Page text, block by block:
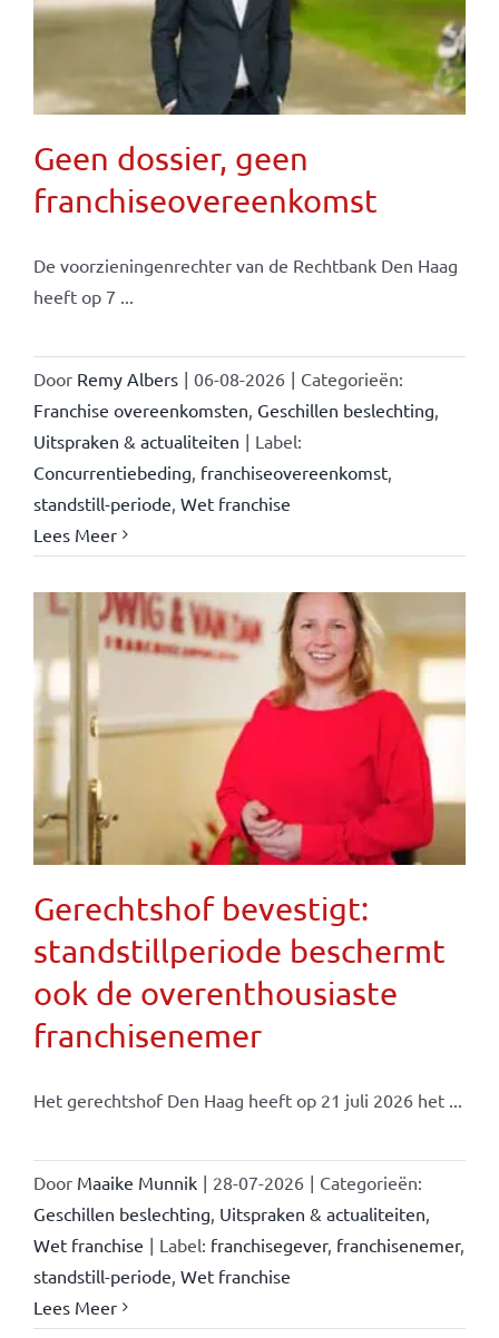
Geen dossier, geen
franchiseovereenkomst
De voorzieningenrechter van de Rechtbank Den Haag
heeft op 7 ...
Door Remy Albers | 06-08-2026 | Categorieën:
Franchise overeenkomsten Geschillen beslechting
Uitspraken & actualiteiten | Label:
Concurrentiebeding franchiseovereenkomst,
standstill-periode Wet franchise
Lees Meer
Gerechtshof bevestigt:
standstillperiode beschermt
ook de overenthousiaste
franchisenemer
Het gerechtshof Den Haag heeft op 21 juli 2026 het ...
Door Maaike Munnik | 28-07-2026 | Categorieën:
Geschillen beslechting Uitspraken & actualiteiten
Wet franchise | Label: franchisegever, franchisenemer,
standstill-periode Wet franchise
Lees Meer